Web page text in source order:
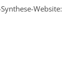
Website: